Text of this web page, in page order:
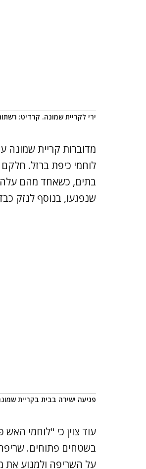
ירי לקריית שמונה. קרדיט:
לוחמי כיפת ברזל.
בתים, כשאחד מהם עלה
שנפגעו, בנוסף לנזק
פגיעה ישירה בבית בקריית
עוד צוין כי "לוחמי האש
בשטחים פתוחים.
על השריפה ולמנוע את